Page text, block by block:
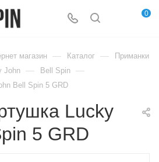
0
магазин — Каталог — Приманки
John — Bell Spin —
Bell Spin 5 GRD
Lucky
5 GRD